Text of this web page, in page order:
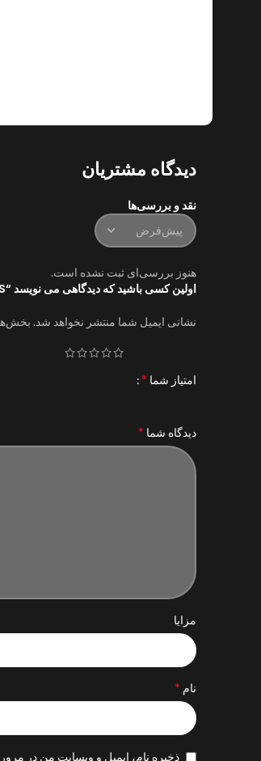
دیدگاه مشتریان
نقد و بررسی‌ها
هنوز بررسی‌ای ثبت نشده است.
اولین کسی باشید که دیدگاهی می نویسد “Company of Heroes 3 Console Edition with Bonus Launch Content – XBOX SERIES”
نشانی ایمیل شما منتشر نخواهد شد.
امتیاز شما *
دیدگاه شما *
مزایا
نام *
ذخیره نام، ایمیل و وبسایت من در